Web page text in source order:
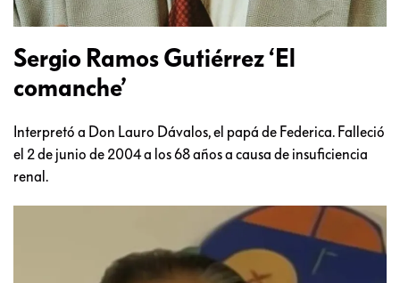
Sergio Ramos Gutiérrez ‘El
comanche’
Interpretó a Don Lauro Dávalos, el papá de Federica. Falleció
el 2 de junio de 2004 a los 68 años a causa de insuficiencia
renal.